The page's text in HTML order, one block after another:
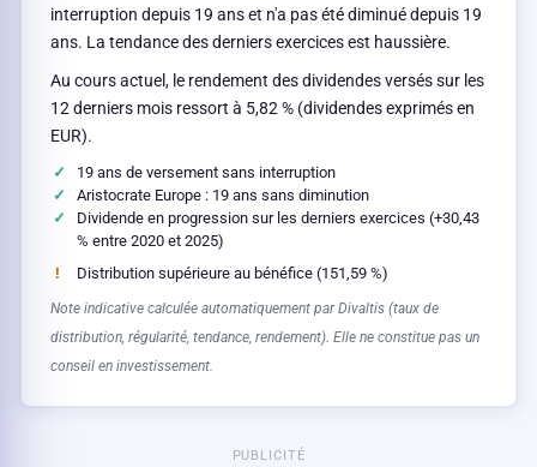
interruption depuis 19 ans et n'a pas été diminué depuis 19
ans. La tendance des derniers exercices est haussière.
Au cours actuel, le rendement des dividendes versés sur les
12 derniers mois ressort à 5,82 % (dividendes exprimés en
EUR).
19 ans de versement sans interruption
Aristocrate Europe : 19 ans sans diminution
Dividende en progression sur les derniers exercices (+30,43
% entre 2020 et 2025)
Distribution supérieure au bénéfice (151,59 %)
Note indicative calculée automatiquement par Divaltis (taux de
distribution, régularité, tendance, rendement). Elle ne constitue pas un
conseil en investissement.
PUBLICITÉ